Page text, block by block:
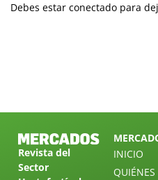
Debes estar conectado para
Revista del
Sector
INICIO
QUIÉNES